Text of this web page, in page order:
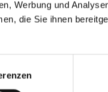
Werbung und
die Sie ihnen
persönlich in